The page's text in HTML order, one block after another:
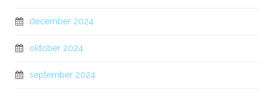
december 2024
oktober 2024
september 2024